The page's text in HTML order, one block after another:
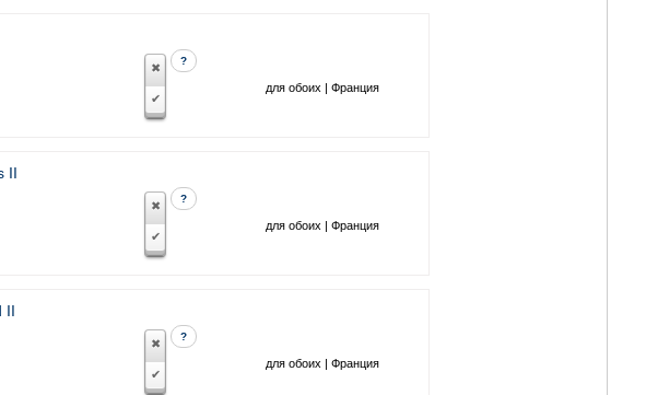
?
для обоих | Франция
II
?
для обоих | Франция
II
?
для обоих | Франция